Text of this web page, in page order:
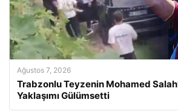
Ağustos 7, 2026
Trabzonlu Teyzenin Mohamed
Yaklaşımı Gülümsetti